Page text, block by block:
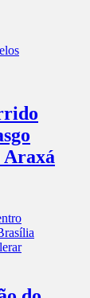
Araxá